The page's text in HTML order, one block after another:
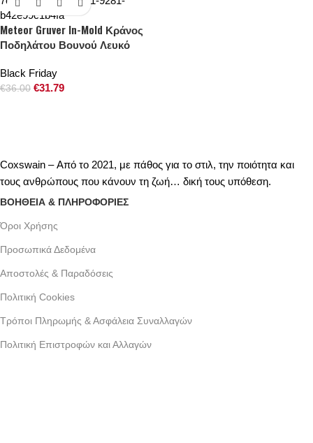
Meteor Gruver In-Mold Κράνος
Ποδηλάτου Βουνού Λευκό
Black Friday
€36.00 €31.79
Coxswain – Από το 2021, με πάθος για το στιλ, την ποιότητα και
τους ανθρώπους που κάνουν τη ζωή… δική τους υπόθεση.
ΒΟΗΘΕΙΑ & ΠΛΗΡΟΦΟΡΙΕΣ
Όροι Xρήσης
Προσωπικά Δεδομένα
Αποστολές & Παραδόσεις
Πολιτική Cookies
Τρόποι Πληρωμής & Ασφάλεια Συναλλαγών
Πολιτική Επιστροφών και Αλλαγών